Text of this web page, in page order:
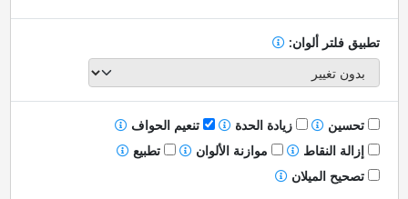
تطبيق فلتر ألوان:
تحسين زيادة الحدة
تنعيم الحواف
إزالة النقاط
موازنة الألوان
تطبيع
تصحيح الميلان